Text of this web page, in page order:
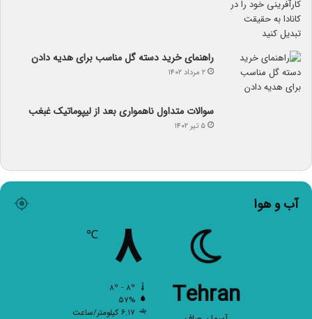
راهنمای خرید دسته گل مناسب برای هدیه دادن
۲ مرداد ۱۴۰۲
سوالات متداول ناهمواری بعد از لیپوماتیک غبغب
۵ تیر ۱۴۰۲
آب و هوا
Tehran
آسمان صاف
۸ ℃
۵۷%
۶.۱۷ کیلومتر/ساعت